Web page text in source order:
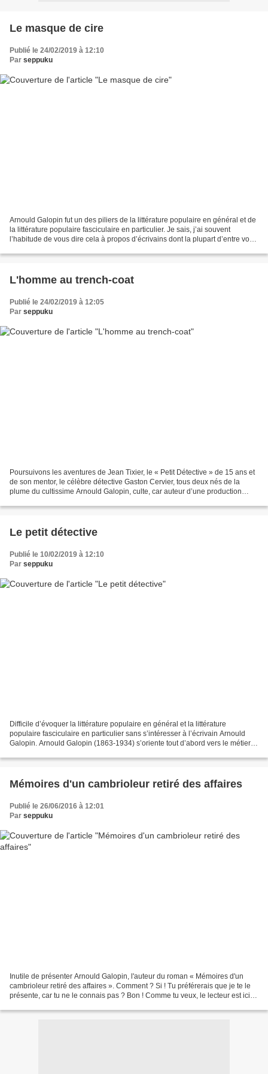
Le masque de cire
Publié le 24/02/2019 à 12:10
Par seppuku
Arnould Galopin fut un des piliers de la littérature populaire en général et de
la littérature populaire fasciculaire en particulier. Je sais, j’ai souvent
l’habitude de vous dire cela à propos d’écrivains dont la plupart d’entre vous
L'homme au trench-coat
Publié le 24/02/2019 à 12:05
Par seppuku
Poursuivons les aventures de Jean Tixier, le « Petit Détective » de 15 ans et
de son mentor, le célèbre détective Gaston Cervier, tous deux nés de la
plume du cultissime Arnould Galopin, culte, car auteur d’une production
Le petit détective
Publié le 10/02/2019 à 12:10
Par seppuku
Difficile d’évoquer la littérature populaire en général et la littérature
populaire fasciculaire en particulier sans s’intéresser à l’écrivain Arnould
Galopin. Arnould Galopin (1863-1934) s’oriente tout d’abord vers le métier
Mémoires d'un cambrioleur retiré des affaires
Publié le 26/06/2016 à 12:01
Par seppuku
Inutile de présenter Arnould Galopin, l'auteur du roman « Mémoires d'un
cambrioleur retiré des affaires ». Comment ? Si ! Tu préférerais que je te le
présente, car tu ne le connais pas ? Bon ! Comme tu veux, le lecteur est ici